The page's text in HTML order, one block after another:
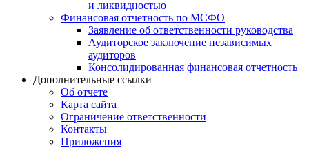
и ликвидностью
Финансовая отчетность по МСФО
Заявление об ответственности руководства
Аудиторское заключение независимых
аудиторов
Консолидированная финансовая отчетность
Дополнительные ссылки
Об отчете
Карта сайта
Ограничение ответственности
Контакты
Приложения